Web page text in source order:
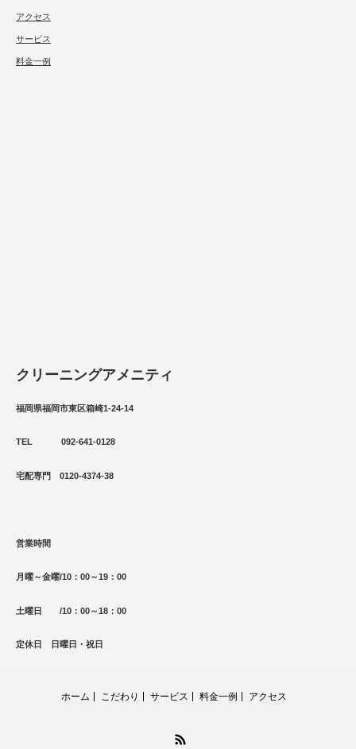
アクセス
サービス
料金一例
クリーニングアメニティ
福岡県福岡市東区箱崎1-24-14
TEL 092-641-0128
宅配専門 0120-4374-38
営業時間
月曜～金曜/10：00～19：00
土曜日 /10：00～18：00
定休日 日曜日・祝日
ホーム こだわり サービス 料金一例 アクセス